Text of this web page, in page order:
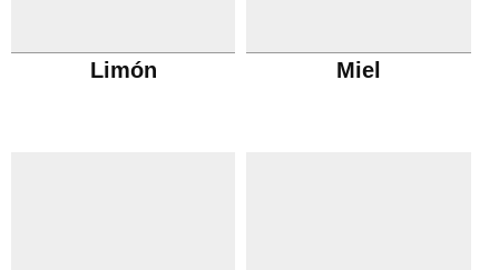
Limón Miel